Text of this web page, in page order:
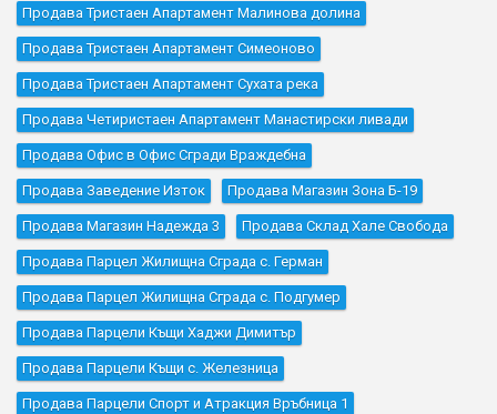
Продава Тристаен Апартамент Малинова долина
Продава Тристаен Апартамент Симеоново
Продава Тристаен Апартамент Сухата река
Продава Четиристаен Апартамент Манастирски ливади
Продава Офис в Офис Сгради Враждебна
Продава Заведение Изток Продава Магазин Зона Б-19
Продава Магазин Надежда 3 Продава Склад Хале Свобода
Продава Парцел Жилищна Сграда с. Герман
Продава Парцел Жилищна Сграда с. Подгумер
Продава Парцели Къщи Хаджи Димитър
Продава Парцели Къщи с. Железница
Продава Парцели Спорт и Атракция Връбница 1